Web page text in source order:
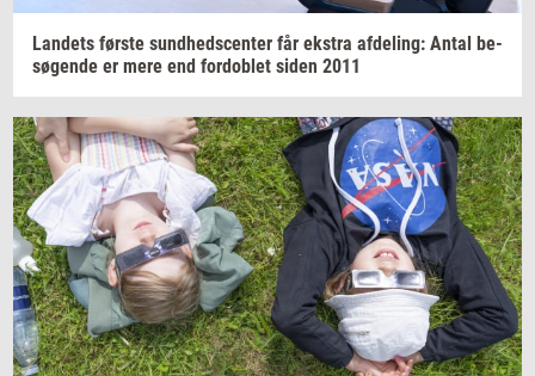
Lan­dets før­ste sund­heds­cen­ter får ek­stra af­de­ling: Antal be­
sø­gen­de er mere end for­doblet siden 2011